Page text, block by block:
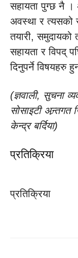
सहायता पुग्छ नै ।
अवस्था र त्यसको
तयारी,
सहायता र विपद्
दिनुपर्ने विषयहरु
(ज्ञवाली, सुचना
सोसाइटी
केन्द्र बर्दिया)
प्रतिक्रिया
प्रतिक्रिया